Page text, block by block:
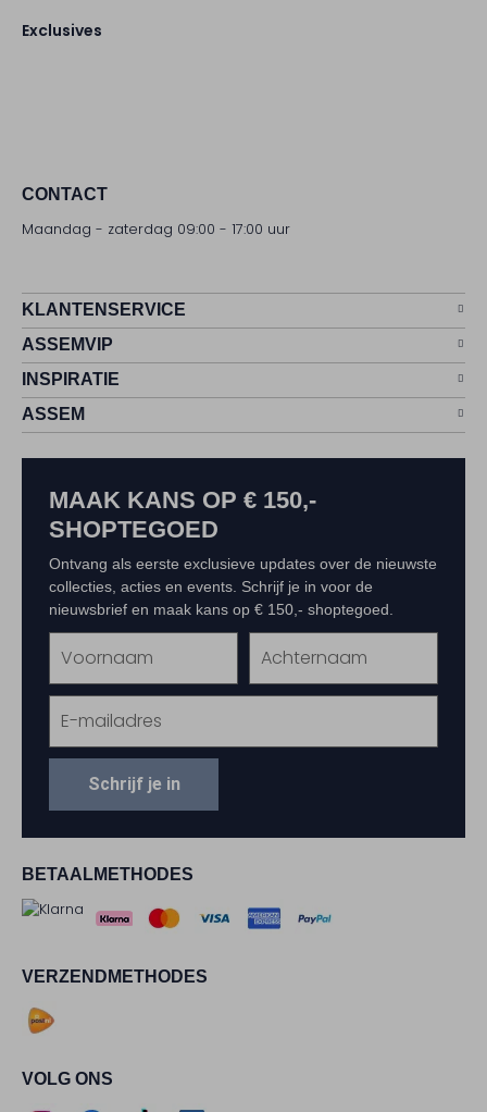
Exclusives
CONTACT
Maandag - zaterdag 09:00 - 17:00 uur
KLANTENSERVICE
ASSEMVIP
INSPIRATIE
ASSEM
BETAALMETHODES
VERZENDMETHODES
VOLG ONS
MAAK KANS OP € 150,-
SHOPTEGOED
Ontvang als eerste exclusieve updates over de nieuwste
collecties, acties en events. Schrijf je in voor de
nieuwsbrief en maak kans op € 150,- shoptegoed.
Schrijf je in